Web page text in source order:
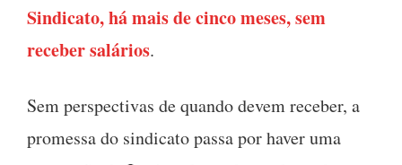
Sindicato, há mais de cinco meses, sem
receber salários.
Sem perspectivas de quando devem receber, a
promessa do sindicato passa por haver uma